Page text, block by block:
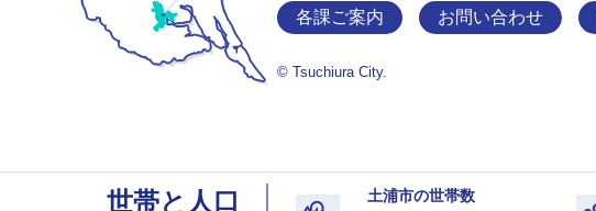
各課ご案内 お問い合わせ
© Tsuchiura City.